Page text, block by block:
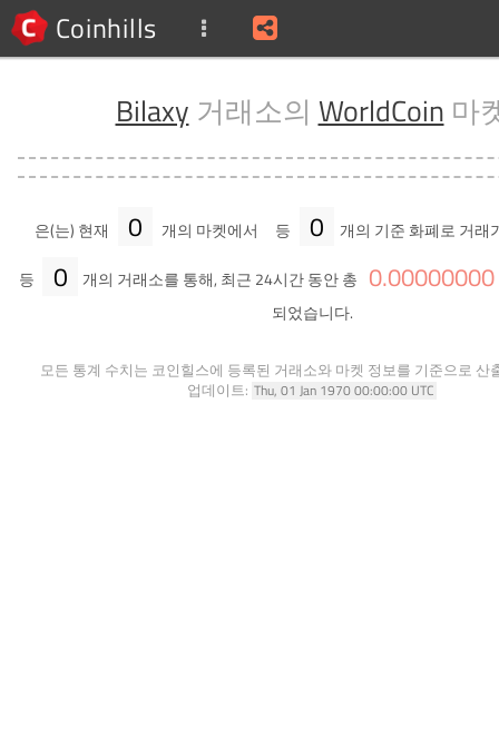
Coinhills
Bilaxy 거래소의 WorldCoin 마
은(는) 현재 0 개의 마켓에서 등 0 개의 기준 화폐로 거래
등 0 개의 거래소를 통해, 최근 24시간 동안 총 0.00000000
되었습니다.
모든 통계 수치는 코인힐스에 등록된 거래소와 마켓 정보를 기준으로 산
업데이트: Thu, 01 Jan 1970 00:00:00 UTC